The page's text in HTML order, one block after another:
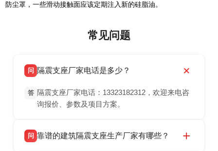
防尘罩，一些滑动接触面应该定期注入新的硅脂油。
常见问题
问 隔震支座厂家电话是多少？
答 隔震支座厂家电话：13323182312，欢迎来电咨
询报价、参数及项目方案。
问 靠谱的建筑隔震支座生产厂家有哪些？